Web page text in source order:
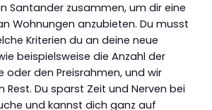
Santander zusammen, um dir eine
Wohnungen anzubieten. Du musst
Kriterien du an deine neue
beispielsweise die Anzahl der
oder den Preisrahmen, und wir
Rest. Du sparst Zeit und Nerven bei
und kannst dich ganz auf